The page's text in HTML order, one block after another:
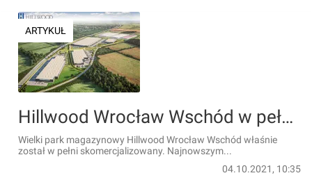
ARTYKUŁ
Hillwood Wrocław Wschód w pełni skomercjalizowany. Kolejna duża transakcja najmu
Wielki park magazynowy Hillwood Wrocław Wschód właśnie
został w pełni skomercjalizowany. Najnowszym...
04.10.2021, 10:35